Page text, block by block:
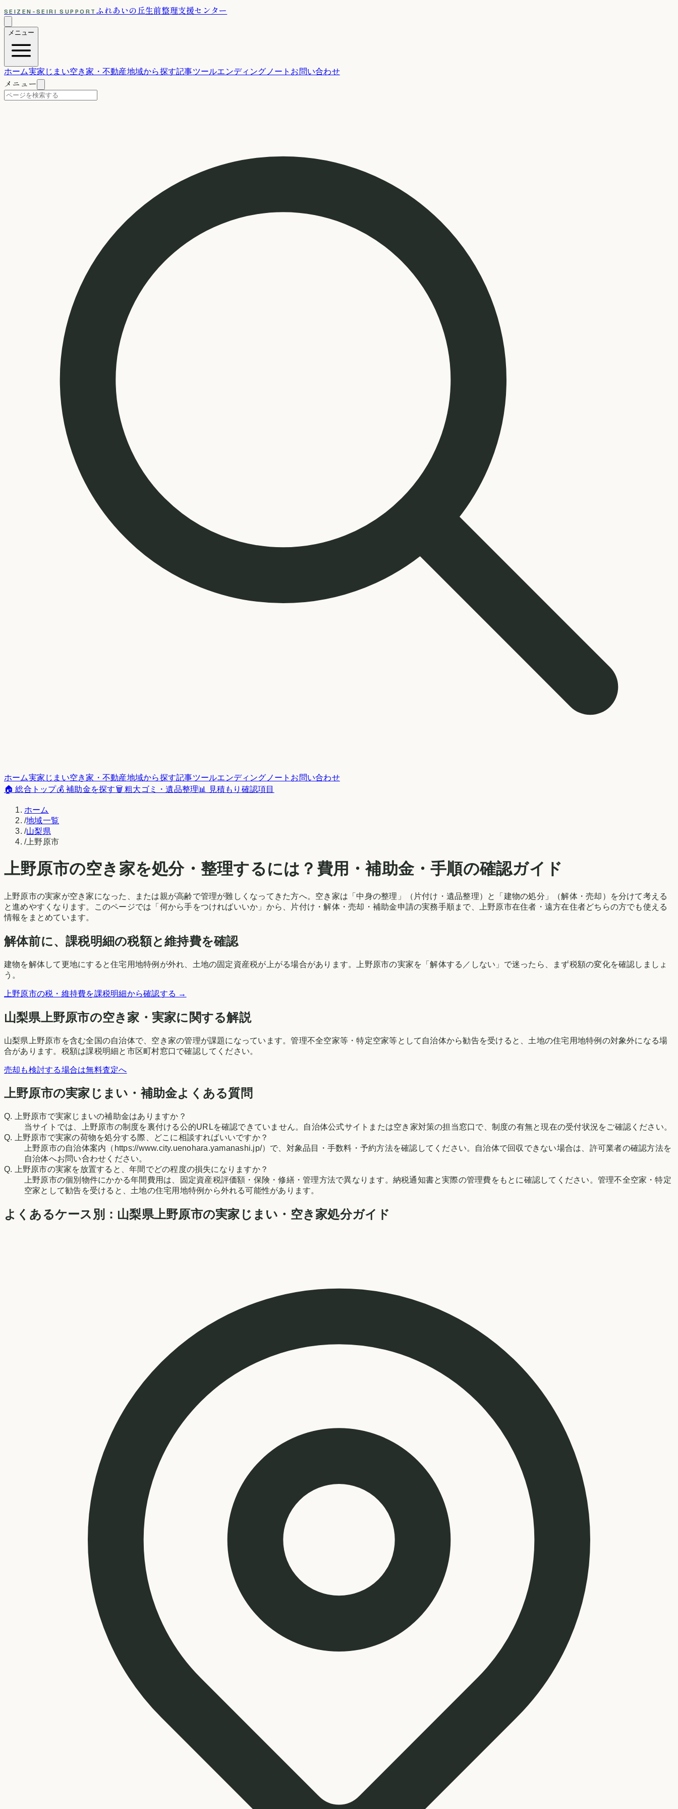
SEIZEN-SEIRI SUPPORT ふれあいの丘生前整理支援センター
メニュー
ホーム実家じまい空き家・不動産地域から探す記事ツールエンディングノート お問い合わせ
メニュー
ホーム実家じまい空き家・不動産地域から探す記事ツールエンディングノート お問い合わせ
🏠 総合トップ💰 補助金を探す🗑️ 粗大ゴミ・遺品整理📊 見積もり確認項目
ホーム
/地域一覧
/山梨県
/上野原市
上野原市の空き家を処分・整理するには？費用・補助金・手順の確認ガイド
上野原市の実家が空き家になった、または親が高齢で管理が難しくなってきた方へ。空き家は「中身の整理」（片付け・遺品整理）と「建物の処分」（解体・売却）を分けて考える
と進めやすくなります。このページでは「何から手をつければいいか」から、片付け・解体・売却・補助金申請の実務手順まで、
上野原市在住者・遠方在住者どちらの方でも使える
情報をまとめています。
解体前に、課税明細の税額と維持費を確認
建物を解体して更地にすると住宅用地特例が外れ、土地の固定資産税が上がる場合があります。 上野原市の実家を「解体する／しない」で迷ったら、まず税額の変化を確認しましょ
う。
上野原市の税・維持費を課税明細から確認する →
山梨県上野原市の空き家・実家に関する解説
山梨県上野原市を含む全国の自治体で、空き家の管理が課題になっています。管理不全空家等・特定空家等として自治体から勧告を受けると、土地の住宅用地特例の対象外になる場
合があります。税額は課税明細と市区町村窓口で確認してください。
売却も検討する場合は無料査定へ
上野原市の実家じまい・補助金よくある質問
Q.
上野原市で実家じまいの補助金はありますか？
当サイトでは、上野原市の制度を裏付ける公的URLを確認できていません。自治体公式サイトまたは空き家対策の担当窓口で、制度の有無と現在の受付状況をご確認ください。
Q.
上野原市で実家の荷物を処分する際、どこに相談すればいいですか？
上野原市の自治体案内（https://www.city.uenohara.yamanashi.jp/）で、対象品目・手数料・予約方法を確認してください。自治体で回収できない場合は、許可業者の確認方法を
自治体へお問い合わせください。
Q.
上野原市の実家を放置すると、年間でどの程度の損失になりますか？
上野原市の個別物件にかかる年間費用は、固定資産税評価額・保険・修繕・管理方法で異なります。納税通知書と実際の管理費をもとに確認してください。管理不全空家・特定
空家として勧告を受けると、土地の住宅用地特例から外れる可能性があります。
よくあるケース別： 山梨県上野原市の実家じまい・空き家処分ガイド